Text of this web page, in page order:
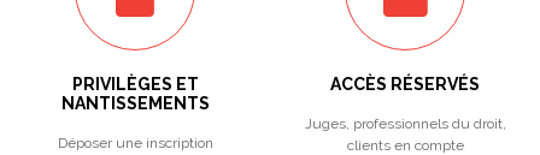
PRIVILÈGES ET
NANTISSEMENTS
Déposer une inscription
ACCÈS RÉSERVÉS
Juges, professionnels du droit,
clients en compte